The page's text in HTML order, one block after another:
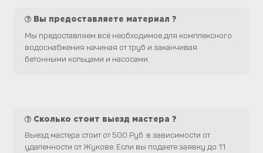
Вы предоставляете материал ?
Мы предоставляем всё необходимое для комплексного
водоснабжения начиная от труб и заканчивая
бетонными кольцами и насосами.
Сколько стоит выезд мастера ?
Выезд мастера стоит от 500 Руб. в зависимости от
удаленности от Жукове. Если вы подаете заявку до 11